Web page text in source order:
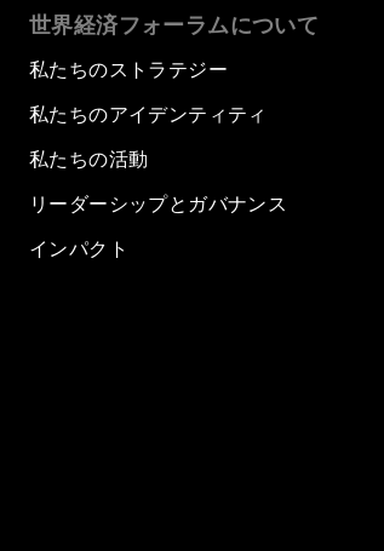
世界経済フォーラムについて
私たちのストラテジー
私たちのアイデンティティ
私たちの活動
リーダーシップとガバナンス
インパクト